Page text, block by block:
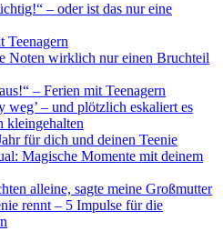
– oder ist das nur eine
Teenagern
Noten wirklich nur einen Bruchteil
– Ferien mit Teenagern
weg’ – und plötzlich eskaliert es
kleingehalten
für dich und deinen Teenie
Magische Momente mit deinem
alleine, sagte meine Großmutter
rennt – 5 Impulse für die